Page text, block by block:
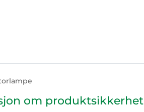
om produktsikkerhet